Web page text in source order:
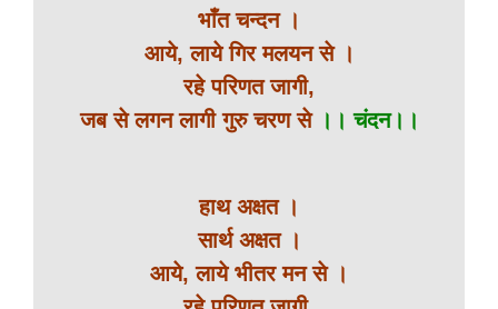
भाँत चन्दन ।
आये, लाये गिर मलयन से ।
रहे परिणत जागी,
जब से लगन लागी गुरु चरण से ।। चंदन।।
हाथ अक्षत ।
सार्थ अक्षत ।
आये, लाये भीतर मन से ।